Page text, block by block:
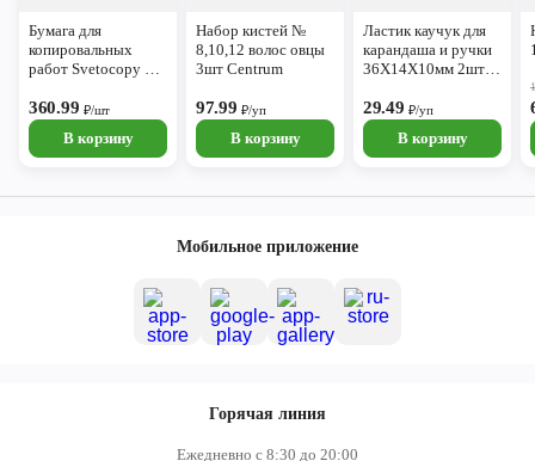
Бумага для
копировальных
работ Svetocopy А4
360.99 ₽/шт
В корзину
Набор кистей №
8,10,12 волос овцы
3шт Centrum
97.99₽/уп
В корзину
Ластик каучук для
карандаша и ручки
36Х14Х10мм 2шт
29.49₽/уп
В корзину
Мобильное приложение
Горячая линия
Ежедневно с 8:30 до 20:00